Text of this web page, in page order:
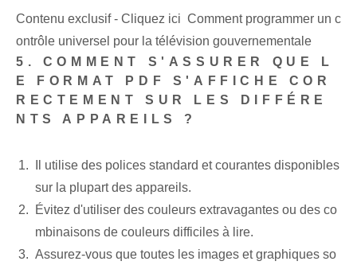
Contenu exclusif - Cliquez ici Comment programmer un c
ontrôle universel pour la télévision gouvernementale
5. COMMENT S'ASSURER QUE L
E FORMAT PDF S'AFFICHE COR
RECTEMENT SUR LES DIFFÉRE
NTS APPAREILS ?
Il utilise des polices standard et courantes disponibles
sur la plupart des appareils.
Évitez d'utiliser des couleurs extravagantes ou des co
mbinaisons de couleurs difficiles à lire.
Assurez-vous que toutes les images et graphiques so